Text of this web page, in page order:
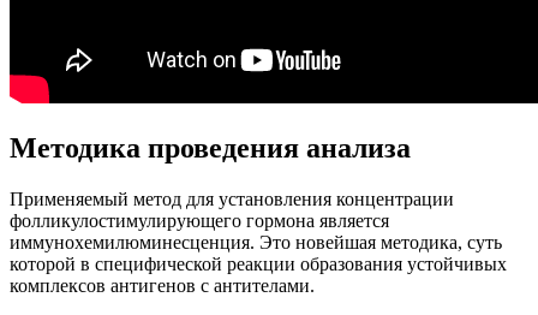
Методика проведения анализа
Применяемый метод для установления концентрации
фолликулостимулирующего гормона является
иммунохемилюминесценция. Это новейшая методика, суть
которой в специфической реакции образования устойчивых
комплексов антигенов с антителами.